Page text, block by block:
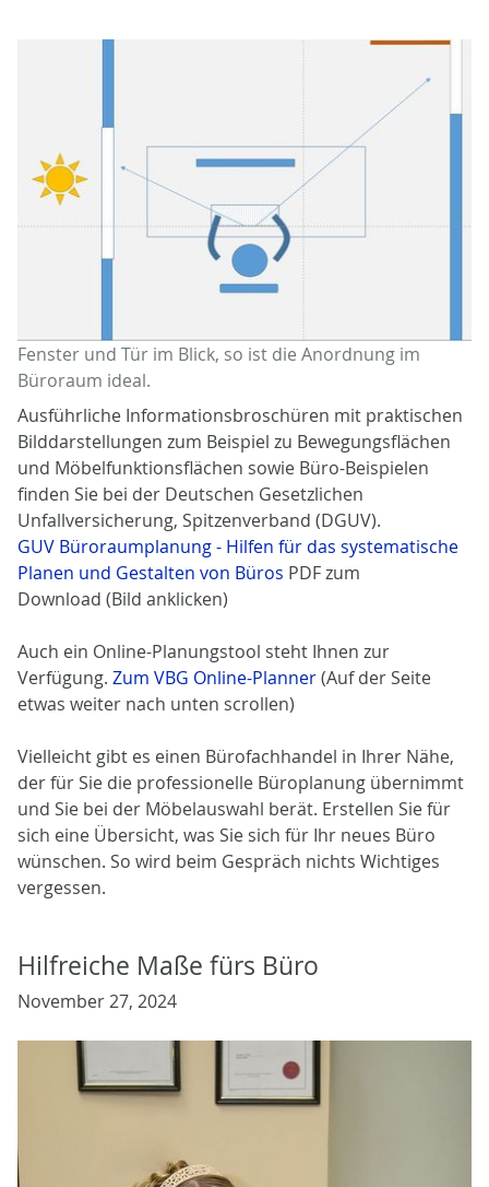
Fenster und Tür im Blick, so ist die Anordnung im
Büroraum ideal.
Ausführliche Informationsbroschüren mit praktischen
Bilddarstellungen zum Beispiel zu Bewegungsflächen
und Möbelfunktionsflächen sowie Büro-Beispielen
finden Sie bei der Deutschen Gesetzlichen
Unfallversicherung, Spitzenverband (DGUV).
GUV Büroraumplanung - Hilfen für das systematische
Planen und Gestalten von Büros PDF zum
Download (Bild anklicken)
Auch ein Online-Planungstool steht Ihnen zur
Verfügung. Zum VBG Online-Planner(Auf der Seite
etwas weiter nach unten scrollen)
Vielleicht gibt es einen Bürofachhandel in Ihrer Nähe,
der für Sie die professionelle Büroplanung übernimmt
und Sie bei der Möbelauswahl berät. Erstellen Sie für
sich eine Übersicht, was Sie sich für Ihr neues Büro
wünschen. So wird beim Gespräch nichts Wichtiges
vergessen.
Hilfreiche Maße fürs Büro
November 27, 2024